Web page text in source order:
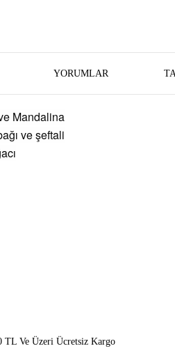
YORUMLAR
Mandalina
ve şeftali
TL Ve Üzeri Ücretsiz Kargo